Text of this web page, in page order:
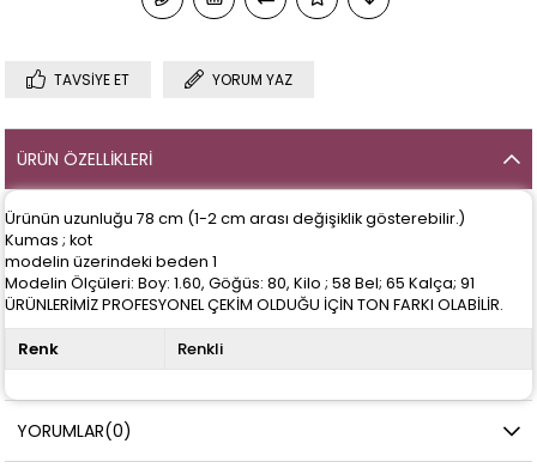
TAVSIYE ET YORUM YAZ
ÜRÜN ÖZELLIKLERI
Ürünün uzunluğu 78 cm (1-2 cm arası değişiklik gösterebilir.)
Kumas ; kot
modelin üzerindeki beden 1
Modelin Ölçüleri: Boy: 1.60, Göğüs: 80, Kilo ; 58 Bel; 65 Kalça; 91
ÜRÜNLERİMİZ PROFESYONEL ÇEKİM OLDUĞU İÇİN TON FARKI OLABİLİR.
Renk Renkli
YORUMLAR(0)